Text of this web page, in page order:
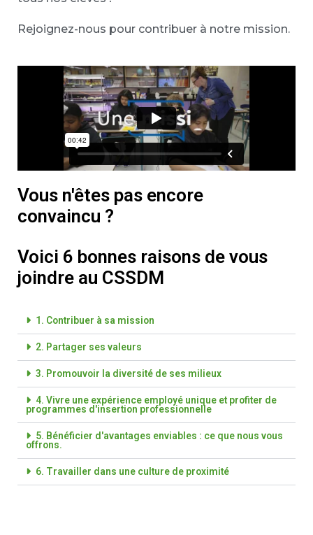
Rejoignez-nous pour contribuer à notre mission.
Vous n'êtes pas encore
convaincu ?
Voici 6 bonnes raisons de vous
joindre au CSSDM
1. Contribuer à sa mission
2. Partager ses valeurs
3. Promouvoir la diversité de ses milieux
4. Vivre une expérience employé unique et profiter de
programmes d'insertion professionnelle
5. Bénéficier d'avantages enviables : ce que nous vous
offrons.
6. Travailler dans une culture de proximité